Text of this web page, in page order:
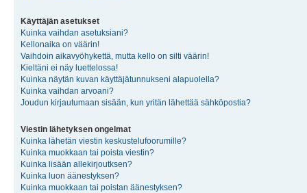
Käyttäjän asetukset
Kuinka vaihdan asetuksiani?
Kellonaika on väärin!
Vaihdoin aikavyöhykettä, mutta kello on silti väärin!
Kieltäni ei näy luettelossa!
Kuinka näytän kuvan käyttäjätunnukseni alapuolella?
Kuinka vaihdan arvoani?
Joudun kirjautumaan sisään, kun yritän lähettää sähköpostia?
Viestin lähetyksen ongelmat
Kuinka lähetän viestin keskustelufoorumille?
Kuinka muokkaan tai poista viestin?
Kuinka lisään allekirjoutksen?
Kuinka luon äänestyksen?
Kuinka muokkaan tai poistan äänestyksen?